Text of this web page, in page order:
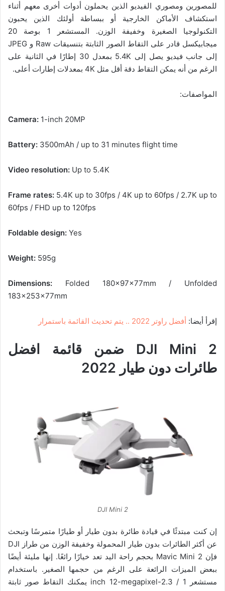
للمصورين ومصوري الفيديو الذين يحملون أدوات أخرى معهم أثناء
استكشاف الأماكن الخارجية أو ببساطة أولئك الذين يحبون
التكنولوجيا الصغيرة وخفيفة الوزن. المستشعر 1 بوصة 20
ميجابيكسل قادر على التقاط الصور الثابتة بتنسيقات Raw و JPEG
إلى جانب فيديو يصل إلى 5.4K بمعدل 30 إطارًا في الثانية على
الرغم من أنه يمكن التقاط دقة أقل مثل 4K بمعدلات إطارات أعلى.
المواصفات:
Camera: 1-inch 20MP
Battery: 3500mAh / up to 31 minutes flight time
Video resolution: Up to 5.4K
Frame rates: 5.4K up to 30fps / 4K up to 60fps / 2.7K up to
60fps / FHD up to 120fps
Foldable design: Yes
Weight: 595g
Dimensions: Folded 180x97x77mm / Unfolded
183x253x77mm
إقرأ أيضا: أفضل راوتر 2022 .. يتم تحديث القائمة باستمرار
DJI Mini 2 ضمن قائمة افضل
طائرات دون طيار 2022
DJI Mini 2
إن كنت مبتدئًا في قيادة طائرة بدون طيار أو طيارًا متمرسًا وتبحث
عن أكثر الطائرات بدون طيار المحمولة وخفيفة الوزن من طراز DJI
فإن Mavic Mini 2 بحجم راحة اليد تعد خيارًا رائعًا. إنها مليئة أيضًا
ببعض الميزات الرائعة على الرغم من حجمها الصغير. باستخدام
مستشعر 1 / 2.3-inch 12-megapixel يمكنك التقاط صور ثابتة